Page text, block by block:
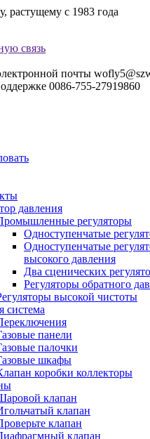
растущему с 1983 года
связь
почты
0086-755-27919860
давления
регуляторы
Одноступенчатые
Одноступенчатые
высокого давления
Два сценических
Регуляторы обратного
высокой чистоты
система
панели
палочки
шкафы
коробки коллекторы
клапан
клапан
клапан
клапан